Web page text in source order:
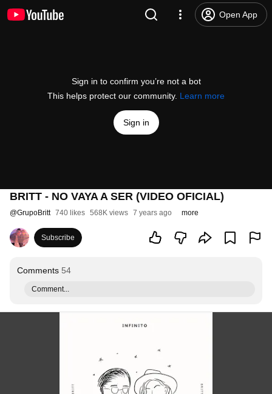
Open App
Sign in to confirm you’re not a bot
This helps protect our community. Learn more
Sign in
BRITT - NO VAYA A SER (VIDEO OFICIAL)
@GrupoBritt 740 likes 568K views 7 years ago more
Subscribe
Comments 54
Comment...